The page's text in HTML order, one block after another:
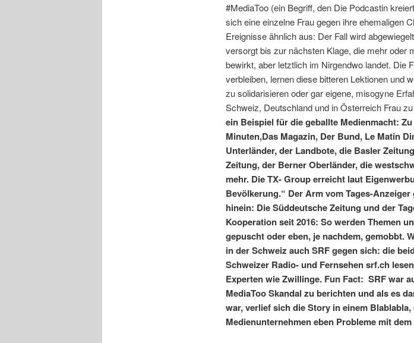
#MediaToo (ein Begriff, den Die Podcastin
sich eine einzelne Frau gegen ihre ehemaligen
Ereignisse ähnlich aus: Der Fall wird
versorgt bis zur nächsten Klage, die mehr oder
bewirkt, aber letztlich im Nirgendwo landet. Die
verbleiben, lernen diese bitteren Lektionen und
zu solidarisieren oder gar eigene, misogyne
Schweiz, Deutschland und in Österreich Frau
ein Beispiel für die geballte Medienmacht:
Minuten,Das Magazin, Der Bund, Le Matin
Unterländer, der Landbote, die Basler
Zeitung, der Berner Oberländer, die
mehr. Die TX- Group erreicht laut
Bevölkerung.“ Der Arm vom Tages-
hinein: Die Süddeutsche Zeitung und der
Kooperation seit 2016: So werden Themen
gepuscht oder eben, je nachdem, gemobbt.
in der Schweiz auch SRF gegen sich: die
Schweizer Radio- und Fernsehen srf.ch
Experten wie Zwillinge. Fun Fact: SRF war
MediaToo Skandal zu berichten und als es
war, verlief sich die Story in einem
Medienunternehmen eben Probleme mit